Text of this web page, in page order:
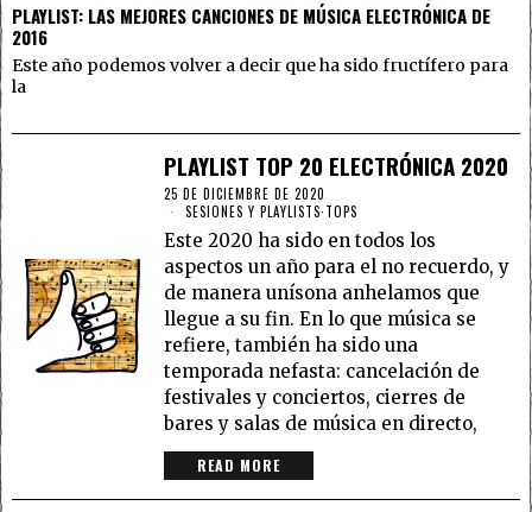
PLAYLIST: LAS MEJORES CANCIONES DE MÚSICA ELECTRÓNICA DE
2016
Este año podemos volver a decir que ha sido fructífero para
la
PLAYLIST TOP 20 ELECTRÓNICA 2020
25 DE DICIEMBRE DE 2020
SESIONES Y PLAYLISTS·TOPS
Este 2020 ha sido en todos los
aspectos un año para el no recuerdo, y
de manera unísona anhelamos que
llegue a su fin. En lo que música se
refiere, también ha sido una
temporada nefasta: cancelación de
festivales y conciertos, cierres de
bares y salas de música en directo,
READ MORE